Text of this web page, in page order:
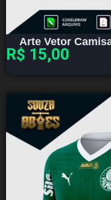
Arte Vetor
R$ 15,00